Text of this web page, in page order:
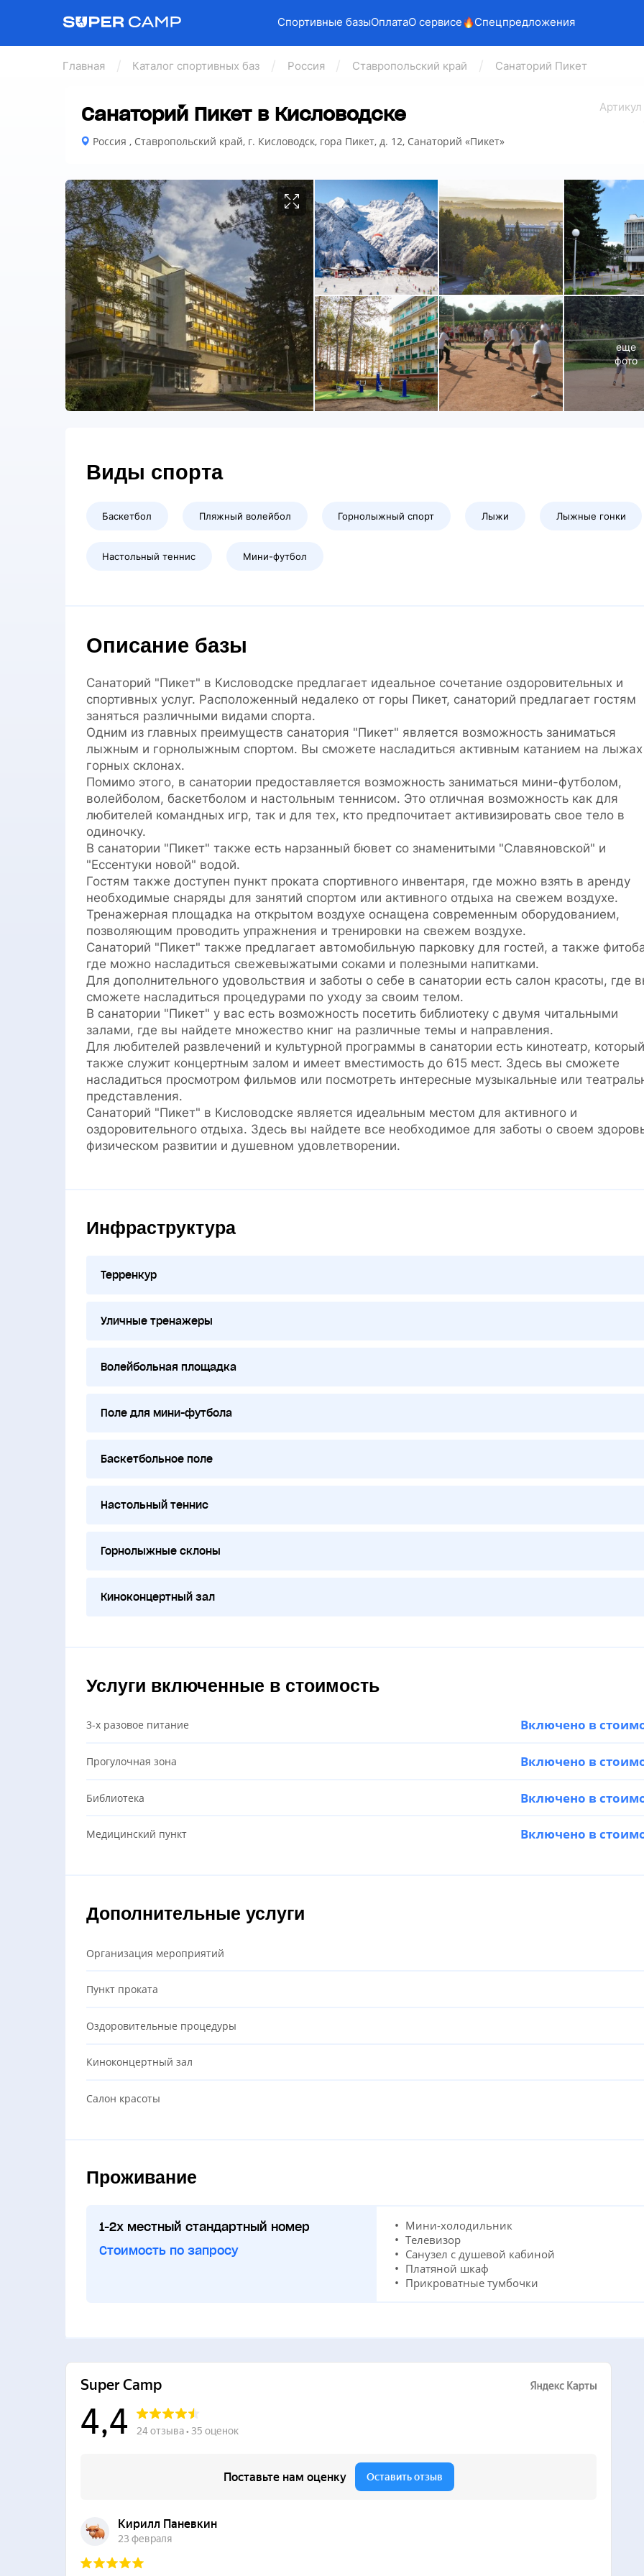
Спортивные базыОплатаО сервисе Спецпредложения
Главная Каталог спортивных баз Россия Ставропольский край Санаторий Пикет
Арт
Санаторий Пикет в Кисловодске
Россия , Ставропольский край, г. Кисловодск, гора Пикет, д. 12, Санаторий «Пикет»
еще
фото
Виды спорта
Баскетбол Пляжный волейбол Горнолыжный спорт Лыжи Лыжные гонки
Настольный теннис Мини-футбол
Описание базы
Санаторий "Пикет" в Кисловодске предлагает идеальное сочетание оздоровительных и
спортивных услуг. Расположенный недалеко от горы Пикет, санаторий предлагает гостям
заняться различными видами спорта.
Одним из главных преимуществ санатория "Пикет" является возможность заниматься
лыжным и горнолыжным спортом. Вы сможете насладиться активным катанием на
горных склонах.
Помимо этого, в санатории предоставляется возможность заниматься мини-футболом,
волейболом, баскетболом и настольным теннисом. Это отличная возможность как для
любителей командных игр, так и для тех, кто предпочитает активизировать свое тело в
одиночку.
В санатории "Пикет" также есть нарзанный бювет со знаменитыми "Славяновской" и
"Ессентуки новой" водой.
Гостям также доступен пункт проката спортивного инвентаря, где можно взять в аренду
необходимые снаряды для занятий спортом или активного отдыха на свежем воздухе.
Тренажерная площадка на открытом воздухе оснащена современным оборудованием,
позволяющим проводить упражнения и тренировки на свежем воздухе.
Санаторий "Пикет" также предлагает автомобильную парковку для гостей, а также
где можно насладиться свежевыжатыми соками и полезными напитками.
Для дополнительного удовольствия и заботы о себе в санатории есть салон красоты, где
сможете насладиться процедурами по уходу за своим телом.
В санатории "Пикет" у вас есть возможность посетить библиотеку с двумя читальными
залами, где вы найдете множество книг на различные темы и направления.
Для любителей развлечений и культурной программы в санатории есть кинотеатр, который
также служит концертным залом и имеет вместимость до 615 мест. Здесь вы сможете
насладиться просмотром фильмов или посмотреть интересные музыкальные или
представления.
Санаторий "Пикет" в Кисловодске является идеальным местом для активного и
оздоровительного отдыха. Здесь вы найдете все необходимое для заботы о своем
физическом развитии и душевном удовлетворении.
Инфраструктура
Терренкур
Уличные тренажеры
Волейбольная площадка
Поле для мини-футбола
Баскетбольное поле
Настольный теннис
Горнолыжные склоны
Киноконцертный зал
Услуги включенные в стоимость
3-х разовое питание Включено в
Прогулочная зона Включено в
Библиотека Включено в
Медицинский пункт Включено в
Дополнительные услуги
Организация мероприятий
Пункт проката
Оздоровительные процедуры
Киноконцертный зал
Салон красоты
Проживание
1-2х местный стандартный номер
Стоимость по запросу
Мини-холодильник
Телевизор
Санузел с душевой кабиной
Платяной шкаф
Прикроватные тумбочки